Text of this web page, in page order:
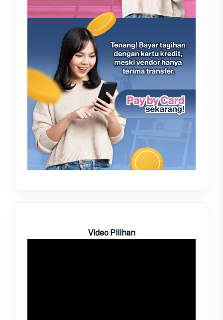
Video Pilihan